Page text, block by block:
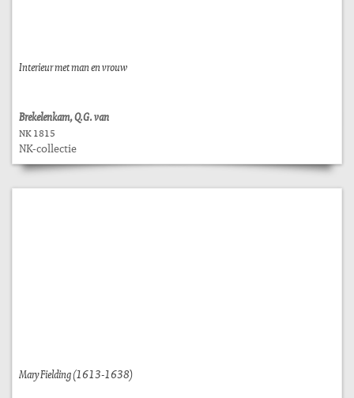
Interieur met man en vrouw
Brekelenkam, Q.G. van
NK 1815
NK-collectie
Mary Fielding (1613-1638)